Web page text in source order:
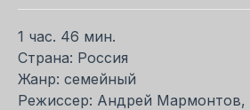
1 час. 46 мин.
Страна: Россия
Жанр: семейный
Режиссер: Андрей